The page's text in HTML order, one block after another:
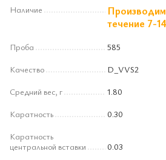
Наличие
течение 7-
Проба
585
Качество
D_VVS2
Средний вес, г
1.80
Каратность
0.30
Каратность
центральной вставки
0.03